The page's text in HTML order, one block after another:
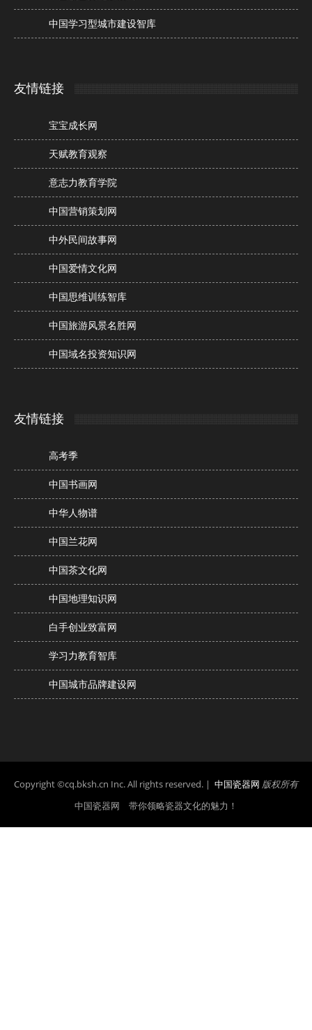
中国学习型城市建设智库
友情链接
宝宝成长网
天赋教育观察
意志力教育学院
中国营销策划网
中外民间故事网
中国爱情文化网
中国思维训练智库
中国旅游风景名胜网
中国域名投资知识网
友情链接
高考季
中国书画网
中华人物谱
中国兰花网
中国茶文化网
中国地理知识网
白手创业致富网
学习力教育智库
中国城市品牌建设网
Copyright ©cq.bksh.cn Inc. All rights reserved. | 中国瓷器网 版权所有
中国瓷器网 带你领略瓷器文化的魅力！